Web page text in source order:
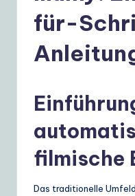
Y
für-
filmische
Das traditionelle